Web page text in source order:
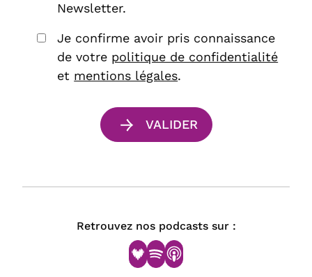
Newsletter.
Je confirme avoir pris connaissance
de votre politique de confidentialité
et mentions légales.
Retrouvez nos podcasts sur :